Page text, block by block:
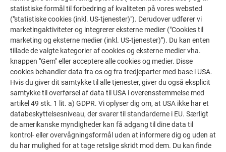
De PREFA referentiegallerij laat zien hoe veelzijdig
aluminium kan worden toegepast. Ontdek meer
indrukwekkende projecten met de duurzame PREFA
aluminiumoplossingen voor dak, zonne-energie en
gevel.
SE FLERE REFERENCER
statistiske formål til forbedring af kvaliteten på vores websted
("statistiske cookies (inkl. US-tjenester)"). Derudover udfører vi
marketingaktiviteter og integrerer eksterne medier ("Cookies til
marketing og eksterne medier (inkl. US-tjenester)"). Du kan enten
tillade de valgte kategorier af cookies og eksterne medier vha.
knappen "Gem" eller acceptere alle cookies og medier. Disse
cookies behandler data fra os og fra tredjeparter med base i USA.
Hvis du giver dit samtykke til alle tjenester, giver du også eksplicit
samtykke til overførsel af data til USA i overensstemmelse med
artikel 49 stk. 1 lit. a) GDPR. Vi oplyser dig om, at USA ikke har et
databeskyttelsesniveau, der svarer til standarderne i EU. Særligt
de amerikanske myndigheder kan få adgang til dine data til
kontrol- eller overvågningsformål uden at informere dig og uden at
du har mulighed for at tage retslige skridt mod dem. Du kan finde